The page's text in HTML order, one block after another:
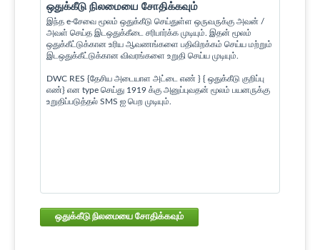
ஒதுக்கீடு நிலமையை சோதிக்கவும்
இந்த e-சேவை மூலம் ஒதுக்கீடு செய்துள்ள ஒருவருக்கு அவன் /
அவள் செய்த இடஒதுக்கீடை சரிபார்க்க முடியும். இதன் மூலம்
ஒதுக்கீட்டுக்கான உரிய ஆவணங்களை பதிவிறக்கம் செய்ய மற்றும்
இடஒதுக்கீட்டுக்கான விவரங்களை உறுதி செய்ய முடியும்.
DWC RES {தேசிய அடையாள அட்டை எண் } { ஒதுக்கீடு குறிப்பு
எண்} என type செய்து 1919 க்கு அனுப்புவதன் மூலம் பயனருக்கு
உறுதிப்படுத்தல் SMS ஐ பெற முடியும்.
ஒதுக்கீடு நிலமையை சோதிக்கவும்